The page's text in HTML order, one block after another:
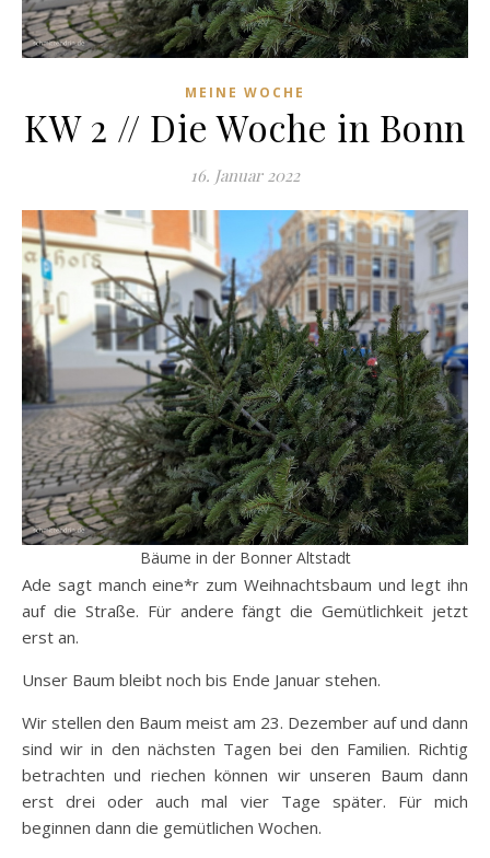
MEINE WOCHE
KW 2 // Die Woche in Bonn
16. Januar 2022
Bäume in der Bonner Altstadt
Ade sagt manch eine*r zum Weihnachtsbaum und legt ihn
auf die Straße. Für andere fängt die Gemütlichkeit jetzt
erst an.
Unser Baum bleibt noch bis Ende Januar stehen.
Wir stellen den Baum meist am 23. Dezember auf und dann
sind wir in den nächsten Tagen bei den Familien. Richtig
betrachten und riechen können wir unseren Baum dann
erst drei oder auch mal vier Tage später. Für mich
beginnen dann die gemütlichen Wochen.